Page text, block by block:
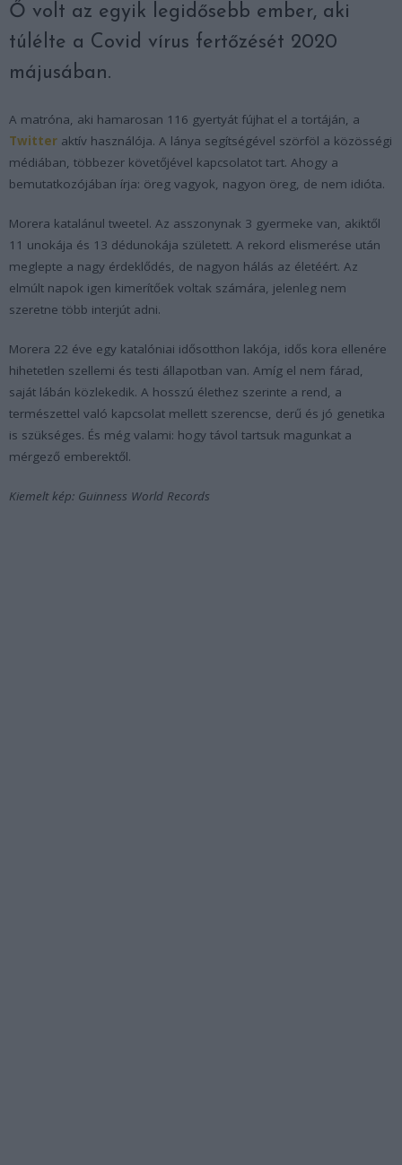
Ő volt az egyik legidősebb ember, aki
túlélte a Covid vírus fertőzését 2020
májusában.
A matróna, aki hamarosan 116 gyertyát fújhat el a tortáján, a
Twitter aktív használója. A lánya segítségével szörföl a közösségi
médiában, többezer követőjével kapcsolatot tart. Ahogy a
bemutatkozójában írja: öreg vagyok, nagyon öreg, de nem idióta.
Morera katalánul tweetel. Az asszonynak 3 gyermeke van, akiktől
11 unokája és 13 dédunokája született. A rekord elismerése után
meglepte a nagy érdeklődés, de nagyon hálás az életéért. Az
elmúlt napok igen kimerítőek voltak számára, jelenleg nem
szeretne több interjút adni.
Morera 22 éve egy katalóniai idősotthon lakója, idős kora ellenére
hihetetlen szellemi és testi állapotban van. Amíg el nem fárad,
saját lábán közlekedik. A hosszú élethez szerinte a rend, a
természettel való kapcsolat mellett szerencse, derű és jó genetika
is szükséges. És még valami: hogy távol tartsuk magunkat a
mérgező emberektől.
Kiemelt kép: Guinness World Records